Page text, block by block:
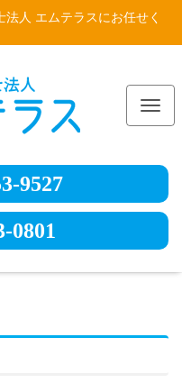
人 エムテラスにお任せく
9527
0801